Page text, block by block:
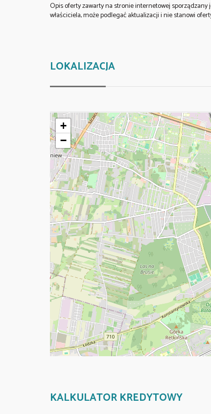
Opis oferty zawarty na stronie internetowej
właściciela, może podlegać aktualizacji i nie stanowi
LOKALIZACJA
+
−
KALKULATOR KREDYTOWY